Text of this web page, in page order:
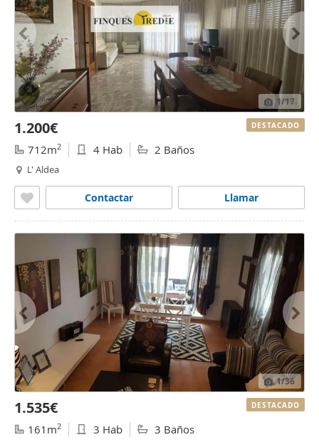
1/17
1.200€
712m2 4 Hab 2 Baños
L' Aldea
Llamar
Contactar
DESTACADO
1/36
1.535€
161m2 3 Hab 3 Baños
DESTACADO